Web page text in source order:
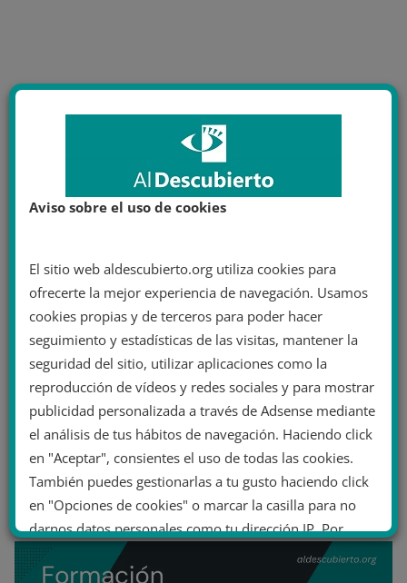
Aviso sobre el uso de cookies
El sitio web aldescubierto.org utiliza cookies para
ofrecerte la mejor experiencia de navegación. Usamos
cookies propias y de terceros para poder hacer
seguimiento y estadísticas de las visitas, mantener la
seguridad del sitio, utilizar aplicaciones como la
reproducción de vídeos y redes sociales y para mostrar
publicidad personalizada a través de Adsense mediante
el análisis de tus hábitos de navegación. Haciendo click
en "Aceptar", consientes el uso de todas las cookies.
También puedes gestionarlas a tu gusto haciendo click
en "Opciones de cookies" o marcar la casilla para no
darnos datos personales como tu dirección IP. Por
último, puedes leer nuestra Política de cookies.